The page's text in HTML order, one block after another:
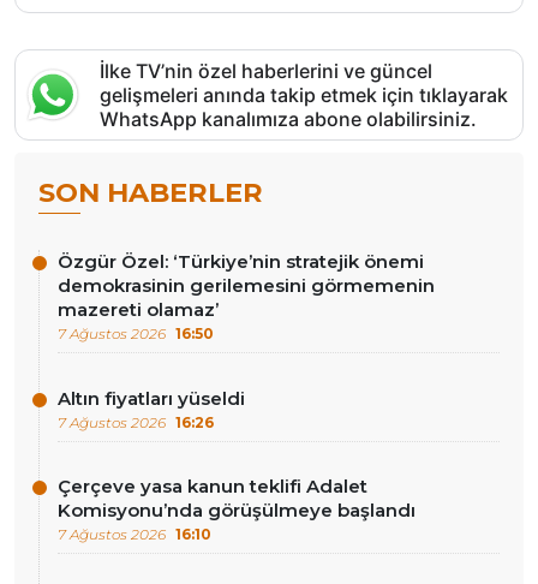
İlke TV’nin özel haberlerini ve güncel
gelişmeleri anında takip etmek için tıklayarak
WhatsApp kanalımıza abone olabilirsiniz.
SON HABERLER
Özgür Özel: ‘Türkiye’nin stratejik önemi
demokrasinin gerilemesini görmemenin
mazereti olamaz’
7 Ağustos 2026 16:50
Altın fiyatları yüseldi
7 Ağustos 2026 16:26
Çerçeve yasa kanun teklifi Adalet
Komisyonu’nda görüşülmeye başlandı
7 Ağustos 2026 16:10